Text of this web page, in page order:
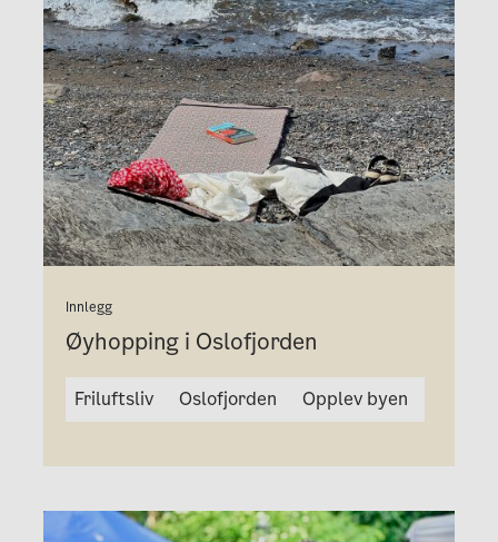
Innlegg
Øyhopping i Oslofjorden
Friluftsliv Oslofjorden Opplev byen